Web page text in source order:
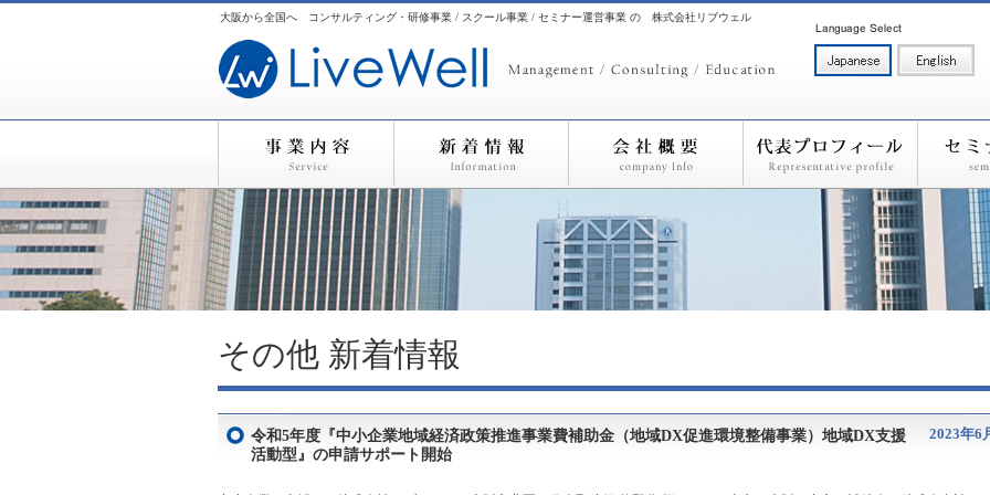
大阪から全国へ コンサルティング・研修事業 / スクール事業 / セミナー運営事業 の 株式会社リブウェル
その他 新着情報
令和5年度『中小企業地域経済政策推進事業費補助金（地域DX促進環境整備事業）地域DX支援
活動型』の申請サポート開始
2023年6